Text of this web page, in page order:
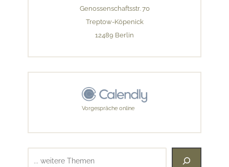
Genossenschaftsstr. 70
Treptow-Köpenick
12489 Berlin
Vorgespräche online